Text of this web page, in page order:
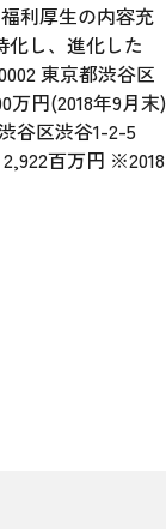
利厚生の内容充
し、進化した
東京都渋谷区
万円(2018年9月末)
谷区渋谷1-2-5
百万円 ※2018